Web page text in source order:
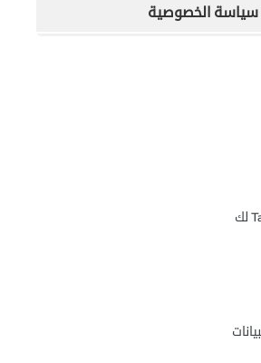
سياسة الخصوصية